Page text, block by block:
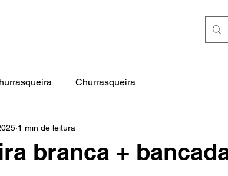
Churrasqueira
branca +
1 min de leitura